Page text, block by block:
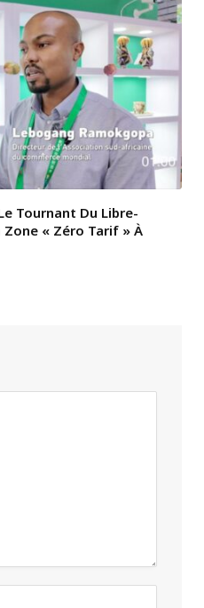
Tournant Du Libre-
Zone « Zéro Tarif » À